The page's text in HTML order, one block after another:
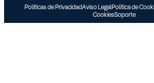
Políticas de PrivacidadAviso LegalPolítica de
CookiesSoporte